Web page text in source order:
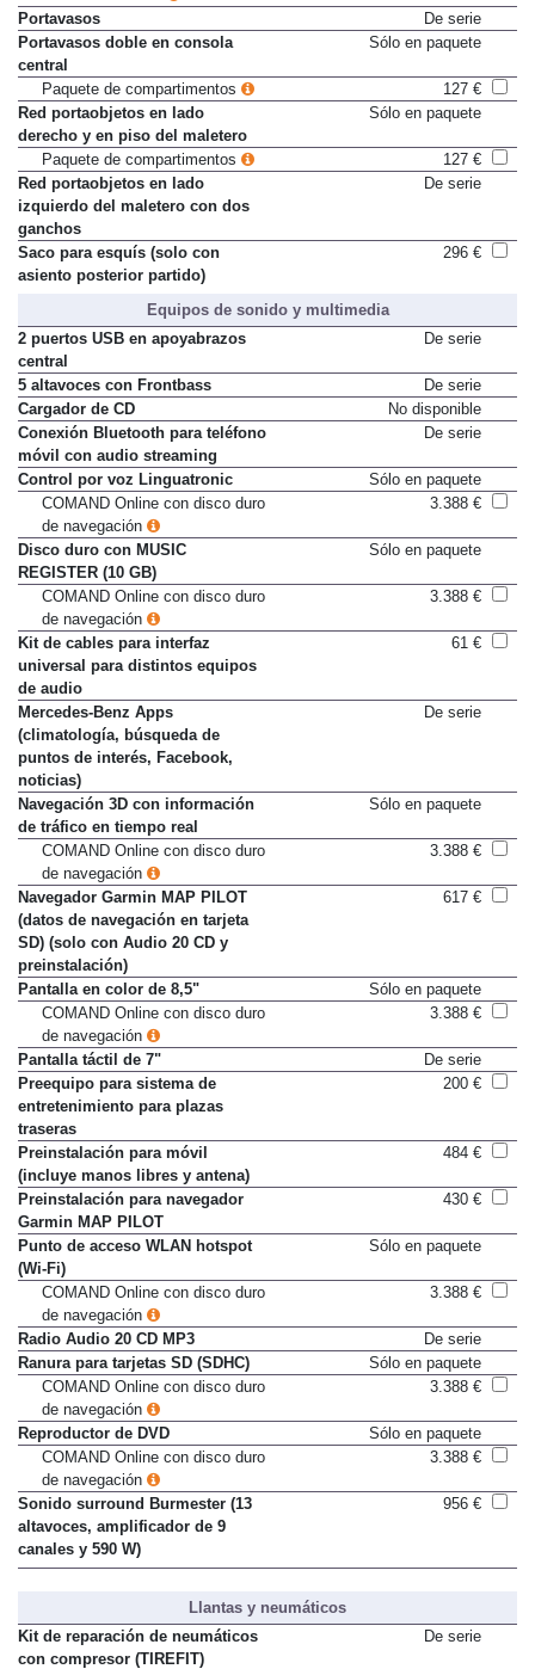
Portavasos
De serie
Portavasos doble en consola
central
Sólo en paquete
Paquete de compartimentos
127 €
Red portaobjetos en lado
derecho y en piso del maletero
Sólo en paquete
Paquete de compartimentos
127 €
Red portaobjetos en lado
izquierdo del maletero con dos
ganchos
De serie
Saco para esquís (solo con
asiento posterior partido)
296 €
Equipos de sonido y multimedia
2 puertos USB en apoyabrazos
central
De serie
5 altavoces con Frontbass
De serie
Cargador de CD
No disponible
Conexión Bluetooth para teléfono
móvil con audio streaming
De serie
Control por voz Linguatronic
Sólo en paquete
COMAND Online con disco duro
de navegación
3.388 €
Disco duro con MUSIC
REGISTER (10 GB)
Sólo en paquete
COMAND Online con disco duro
de navegación
3.388 €
Kit de cables para interfaz
universal para distintos equipos
de audio
61 €
Mercedes-Benz Apps
(climatología, búsqueda de
puntos de interés, Facebook,
noticias)
De serie
Navegación 3D con información
de tráfico en tiempo real
Sólo en paquete
COMAND Online con disco duro
de navegación
3.388 €
Navegador Garmin MAP PILOT
(datos de navegación en tarjeta
SD) (solo con Audio 20 CD y
preinstalación)
617 €
Pantalla en color de 8,5"
Sólo en paquete
COMAND Online con disco duro
de navegación
3.388 €
Pantalla táctil de 7"
De serie
Preequipo para sistema de
entretenimiento para plazas
traseras
200 €
Preinstalación para móvil
(incluye manos libres y antena)
484 €
Preinstalación para navegador
Garmin MAP PILOT
430 €
Punto de acceso WLAN hotspot
(Wi-Fi)
Sólo en paquete
COMAND Online con disco duro
de navegación
3.388 €
Radio Audio 20 CD MP3
De serie
Ranura para tarjetas SD (SDHC)
Sólo en paquete
COMAND Online con disco duro
de navegación
3.388 €
Reproductor de DVD
Sólo en paquete
COMAND Online con disco duro
de navegación
3.388 €
Sonido surround Burmester (13
altavoces, amplificador de 9
canales y 590 W)
956 €
Llantas y neumáticos
Kit de reparación de neumáticos
con compresor (TIREFIT)
De serie